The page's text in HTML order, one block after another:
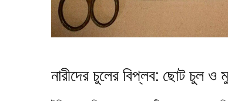
নারীদের চুলের বিপ্লব: ছোট চুল ও